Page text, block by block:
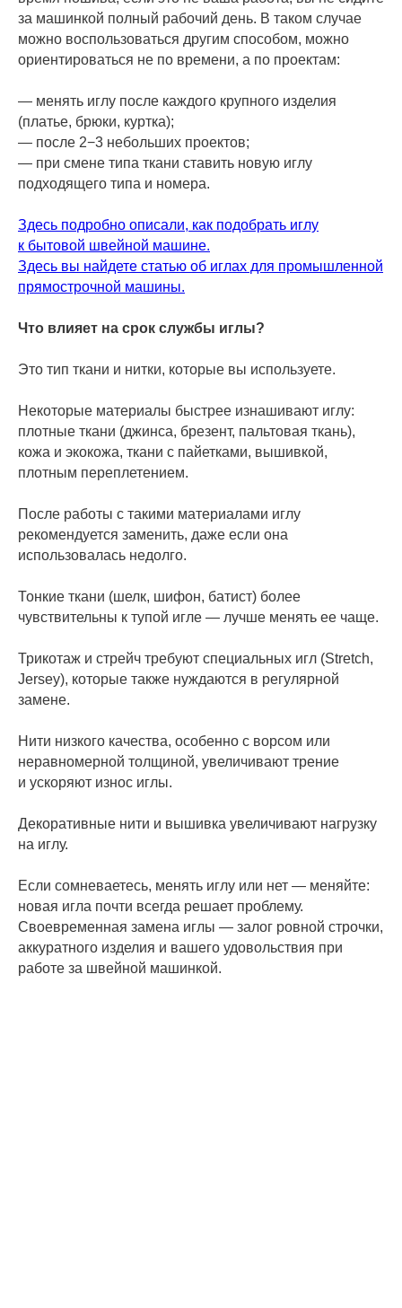
за машинкой полный рабочий день. В таком случае
можно воспользоваться другим способом, можно
ориентироваться не по времени, а по проектам:
— менять иглу после каждого крупного изделия
(платье, брюки, куртка);
— после 2−3 небольших проектов;
— при смене типа ткани ставить новую иглу
подходящего типа и номера.
Здесь подробно описали, как подобрать иглу
к бытовой швейной машине.
Здесь вы найдете статью об иглах для промышленной
прямострочной машины.
Что влияет на срок службы иглы?
Это тип ткани и нитки, которые вы используете.
Некоторые материалы быстрее изнашивают иглу:
плотные ткани (джинса, брезент, пальтовая ткань),
кожа и экокожа, ткани с пайетками, вышивкой,
плотным переплетением.
После работы с такими материалами иглу
рекомендуется заменить, даже если она
использовалась недолго.
Тонкие ткани (шелк, шифон, батист) более
чувствительны к тупой игле — лучше менять ее чаще.
Трикотаж и стрейч требуют специальных игл (Stretch,
Jersey), которые также нуждаются в регулярной
замене.
Нити низкого качества, особенно с ворсом или
неравномерной толщиной, увеличивают трение
и ускоряют износ иглы.
Декоративные нити и вышивка увеличивают нагрузку
на иглу.
Если сомневаетесь, менять иглу или нет — меняйте:
новая игла почти всегда решает проблему.
Своевременная замена иглы — залог ровной строчки,
аккуратного изделия и вашего удовольствия при
работе за швейной машинкой.